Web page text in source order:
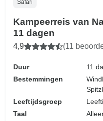
Safari
Kampeerreis van
11 dagen
4,9 (11
Duur
11
Bestemmingen
Leeftijdsgroep
Taal